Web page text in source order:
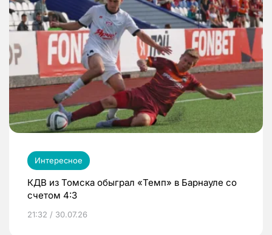
Интересное
КДВ из Томска обыграл «Темп» в Барнауле со
счетом 4:3
21:32 / 30.07.26